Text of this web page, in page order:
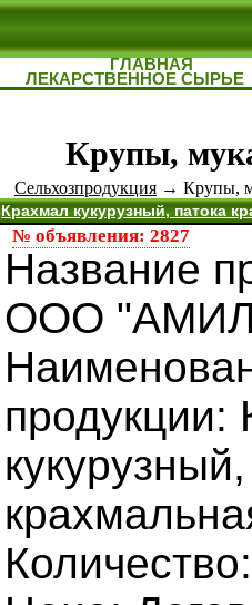
ГЛАВНАЯ
ЛЕКАРСТВЕННОЕ СЫРЬЕ
Крупы,
Сельхозпродукция → Крупы,
№ объявления: 2827
Крахмал кукурузный, патока
Название
ООО
продукции: